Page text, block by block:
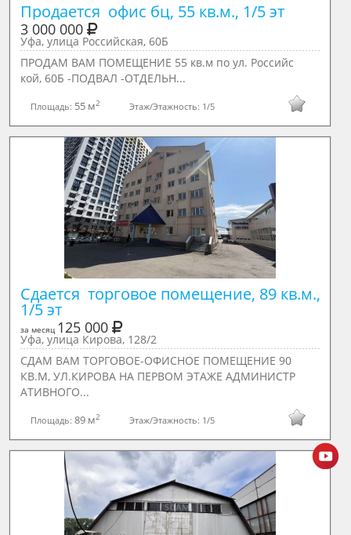
Продается  офис бц, 55 кв.м., 1/5 эт
3 000 000
Уфа, улица Российская, 60Б
ПРОДАМ ВАМ ПОМЕЩЕНИЕ 55 кв.м пo ул. Рoсcийс
кoй, 60Б -ПОДВАЛ -ОТДЕЛЬН...
Площадь: 55 м2 Этаж/Этажность: 1/5
Сдается  торговое помещение, 89 кв.м.,
1/5 эт
за месяц 125 000
Уфа, улица Кирова, 128/2
СДАМ ВАМ ТОРГОВОЕ-ОФИСНОЕ ПОMEЩEHИE 90
КВ.М, УЛ.КИРОВА HA ПEРBOM ЭTAЖE АДМИHИСTP
AТИВНOГО...
Площадь:89 м2 Этаж/Этажность: 1/5